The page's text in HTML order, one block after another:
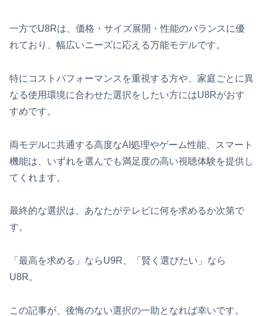
一方でU8Rは、価格・サイズ展開・性能のバランスに優
れており、幅広いニーズに応える万能モデルです。
特にコストパフォーマンスを重視する方や、家庭ごとに異
なる使用環境に合わせた選択をしたい方にはU8Rがおす
すめです。
両モデルに共通する高度なAI処理やゲーム性能、スマート
機能は、いずれを選んでも満足度の高い視聴体験を提供し
てくれます。
最終的な選択は、あなたがテレビに何を求めるか次第で
す。
「最高を求める」ならU9R、「賢く選びたい」なら
U8R。
この記事が、後悔のない選択の一助となれば幸いです。